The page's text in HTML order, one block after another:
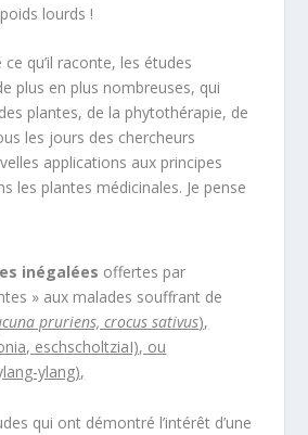
lourds !
qu’il raconte, les études
plus en plus nombreuses, qui
plantes, de la phytothérapie, de
les jours des chercheurs
applications aux principes
les plantes médicinales. Je pense
inégalées offertes par
» aux malades souffrant de
pruriens, crocus sativus),
eschscholtziaI), ou
ylang),
qui ont démontré l’intérêt d’une